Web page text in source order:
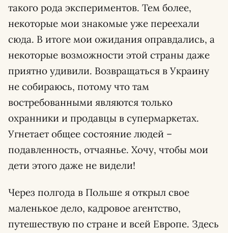
такого рода экспериментов. Тем более,
некоторые мои знакомые уже переехали
сюда. В итоге мои ожидания оправдались, а
некоторые возможности этой страны даже
приятно удивили. Возвращаться в Украину
не собираюсь, потому что там
востребованными являются только
охранники и продавцы в супермаркетах.
Угнетает общее состояние людей –
подавленность, отчаянье. Хочу, чтобы мои
дети этого даже не видели!
Через полгода в Польше я открыл свое
маленькое дело, кадровое агентство,
путешествую по стране и всей Европе. Здесь